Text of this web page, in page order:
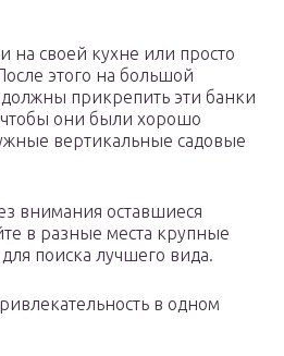
на своей кухне или просто
этого на большой
прикрепить эти банки
они были хорошо
вертикальные садовые
внимания оставшиеся
в разные места крупные
поиска лучшего вида.
в одном